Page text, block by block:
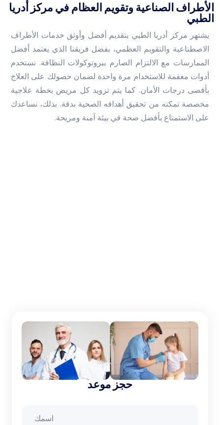
الأطراف الصناعية وتقويم العظام في مركز أدريا
الطبي
يشتهر مركز أدريا الطبي بتقديم أفضل وأوثق خدمات الأطراف
الاصطناعية والتقويم العظمي، بفضل فريقنا الذي يعتمد أفضل
الممارسات مع الالتزام الصارم ببروتوكولات النظافة. نستخدم
أدوات معقمة للاستخدام مرة واحدة لضمان حصولك على العلاج
بأقصى درجات الأمان. كما يتم تزويد كل مريض بخطة علاجية
مخصصة تمكنه من تحقيق أهدافه الصحية بدقة. بذلك، نساعدك
على الاستمتاع بأفضل صحة في بيئة آمنة ومريحة.
حجز موعد